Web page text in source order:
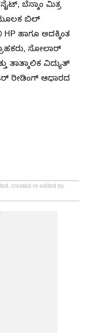
ಬೆಸ್ಕಾಂ ಮಿತ್ರ
ಬಿಲ್
ಹಾಗೂ ಅದಕ್ಕಿಂತ
ಸೋಲಾರ್
ತಾತ್ಕಾಲಿಕ ವಿದ್ಯುತ್
ರೀಡಿಂಗ್ ಆಧಾರದ
created or edited by